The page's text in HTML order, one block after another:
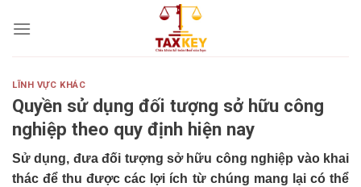
LĨNH VỰC KHÁC
Quyền sử dụng đối tượng sở hữu công
nghiệp theo quy định hiện nay
Sử dụng, đưa đối tượng sở hữu công nghiệp vào khai
thác để thu được các lợi ích từ chúng mang lại có thể